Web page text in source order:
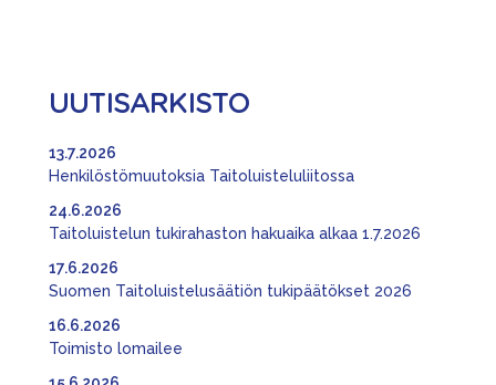
UUTISARKISTO
Henkilöstömuutoksia Taitoluisteluliitossa
13.7.2026
Taitoluistelun tukirahaston hakuaika alkaa 1.7.2026
24.6.2026
Suomen Taitoluistelusäätiön tukipäätökset 2026
17.6.2026
Toimisto lomailee
16.6.2026